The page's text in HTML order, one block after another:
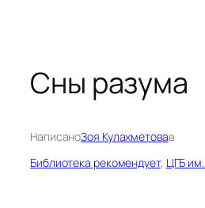
Сны разума
НаписаноЗоя Кулахметовав
Библиотека рекомендует, ЦГБ